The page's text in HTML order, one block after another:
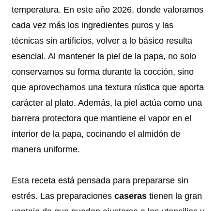
temperatura. En este año 2026, donde valoramos
cada vez más los ingredientes puros y las
técnicas sin artificios, volver a lo básico resulta
esencial. Al mantener la piel de la papa, no solo
conservamos su forma durante la cocción, sino
que aprovechamos una textura rústica que aporta
carácter al plato. Además, la piel actúa como una
barrera protectora que mantiene el vapor en el
interior de la papa, cocinando el almidón de
manera uniforme.
Esta receta está pensada para prepararse sin
estrés. Las preparaciones caseras tienen la gran